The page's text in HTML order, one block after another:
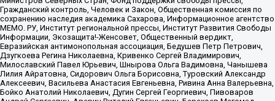
Гражданский контроль, Человек и Закон, Общественная комиссия по
сохранению наследия академика Сахарова, Информационное агентство
МЕМО. РУ, Институт региональной прессы, Институт Развития Свободы
Информации, Экозащита!-Женсовет, Общественный вердикт,
Евразийская антимонопольная ассоциация, Бедушев Петр Петрович,
Дзугкоева Регина Николаевна, Кривенко Сергей Владимирович,
Милославский Павел Юрьевич, Шнырова Ольга Вадимовна, Чанышева
Лилия Айратовна, Сидорович Ольга Борисовна, Туровский Александр
Алексеевич, Васильева Анастасия Евгеньевна, Ривина Анна Валерьевна,
Бойко Анатолий Николаевич, Дугин Сергей Георгиевич, Пивоваров